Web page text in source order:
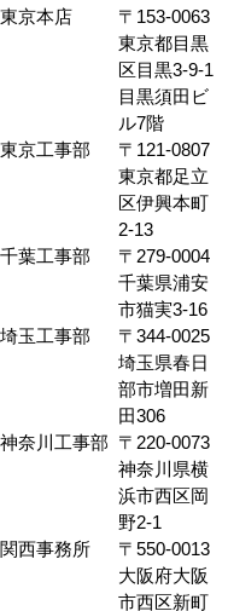
東京本店
〒153-0063
東京都目黒
区目黒3-9-1
目黒須田ビ
ル7階
東京工事部
〒121-0807
東京都足立
区伊興本町
2-13
千葉工事部
〒279-0004
千葉県浦安
市猫実3-16
埼玉工事部
〒344-0025
埼玉県春日
部市増田新
田306
神奈川工事部 〒220-0073
神奈川県横
浜市西区岡
野2-1
関西事務所
〒550-0013
大阪府大阪
市西区新町